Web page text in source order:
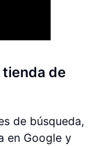
tienda de
de búsqueda,
en Google y